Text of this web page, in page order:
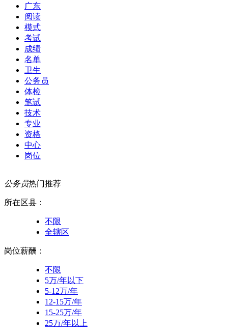
广东
阅读
模式
考试
成绩
名单
卫生
公务员
体检
笔试
技术
专业
资格
中心
岗位
公务员热门推荐
所在区县：
不限
全辖区
岗位薪酬：
不限
5万/年以下
5-12万/年
12-15万/年
15-25万/年
25万/年以上